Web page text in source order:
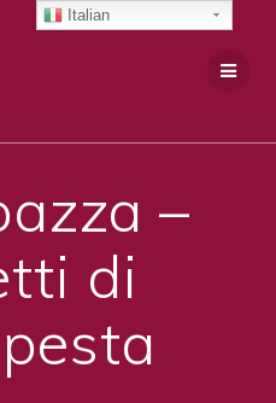
–
di
Italian